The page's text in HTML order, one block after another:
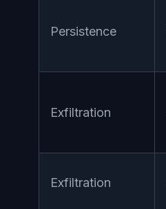
Persistence
Exfiltration
Exfiltration